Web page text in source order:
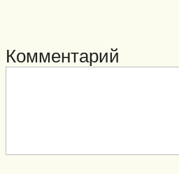
Комментарий